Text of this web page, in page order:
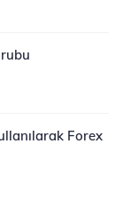
Forex